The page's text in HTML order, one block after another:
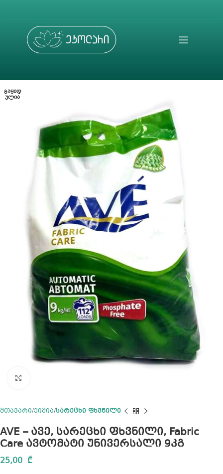
ᲒᲐᲧᲘᲓ
ᲣᲚᲘᲐ
მთავარი ქიმია სარეცხი ფხვნილი
AVE – ავე, სარეცხი ფხვნილი, Fabric
Care ავტომატი უნივერსალი 9კგ
25,00 ₾